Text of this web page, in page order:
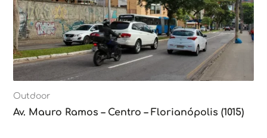
Outdoor
Av. Mauro Ramos – Centro – Florianópolis (1015)